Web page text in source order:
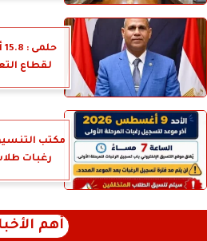
لقطاع
مكتب
رغبات
أهم